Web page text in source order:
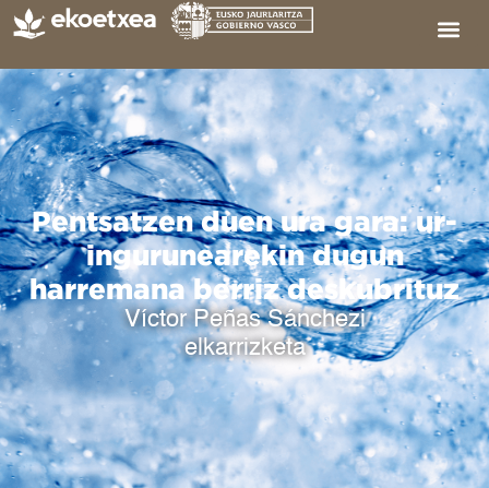
Pentsatzen duen ura gara: ur-
ingurunearekin dugun
harremana berriz deskubrituz
Víctor Peñas Sánchezi
elkarrizketa